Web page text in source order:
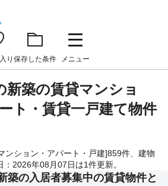
り 保存した条件 メニュー
新築の賃貸マンショ
ト・賃貸一戸建て物件
ンション・アパート・戸建]859件、建物
2026年08月07日は1件更新。
築の入居者募集中の賃貸物件と